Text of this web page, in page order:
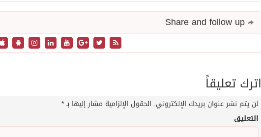
اترك تعليقاً
لن يتم نشر عنوان بريدك الإلكتروني. الحقول الإلزامية مشار إليها بـ*
التعليق